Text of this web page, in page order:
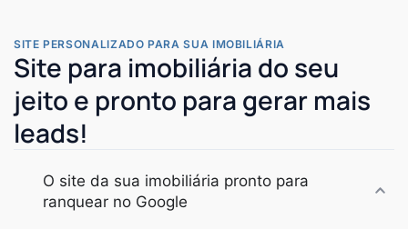
SITE PERSONALIZADO PARA SUA IMOBILIÁRIA
Site para imobiliária do seu
jeito e pronto para gerar mais
leads!
O site da sua imobiliária pronto para
ranquear no Google